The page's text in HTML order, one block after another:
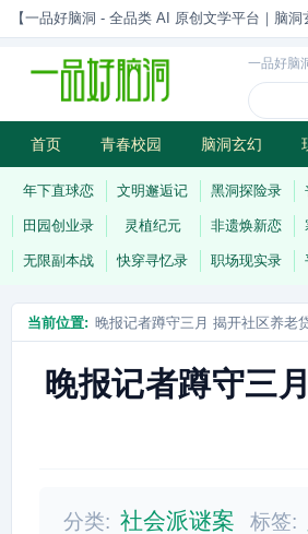
【一品好脑洞 - 全品类 AI 原创文学平台｜脑
一品好脑
首页 青春校园 脑洞玄幻
历史权谋 武侠江湖 灵异志怪
年下直球恋 文明邂逅记 黑洞探险录
田园创业录 灵植纪元 非遗焕新恋
无限副本战 快穿寻忆录 职场现实录
当前位置: 晚报记者蹲守三月 揭开社区养老
晚报记者蹲守三
分类: 社会派谜案 标签: